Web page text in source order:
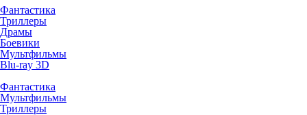
Фантастика
Триллеры
Драмы
Боевики
Мультфильмы
Blu-ray 3D
Фантастика
Мультфильмы
Триллеры